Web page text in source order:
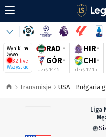
Wyniki na
żywo
32 live
Wszystkie
RAD -
GÓR-
dziś 14:45
HIR-
CHI-
dziś 12:15
Transmisje USA - Bułgaria
Liga